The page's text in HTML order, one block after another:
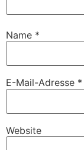
Name *
E-Mail-Adresse *
Website